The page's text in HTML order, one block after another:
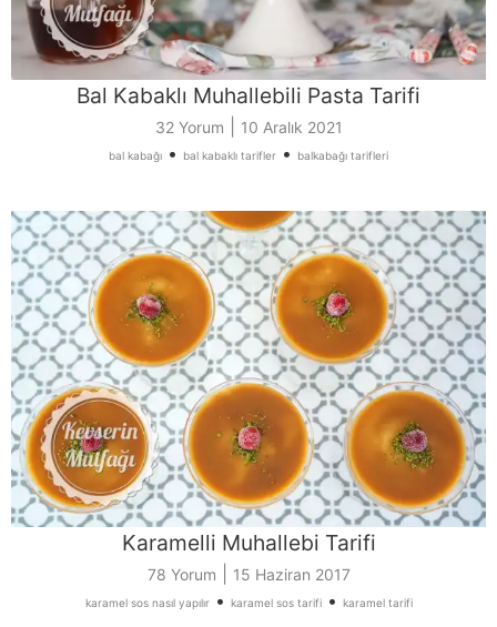
Bal Kabaklı Muhallebili Pasta Tarifi
32 Yorum 10 Aralık 2021
bal kabağı • bal kabaklı tarifler • balkabağı tarifleri
Karamelli Muhallebi Tarifi
78 Yorum 15 Haziran 2017
karamel sos nasıl yapılır• karamel sos tarifi• karamel tarifi